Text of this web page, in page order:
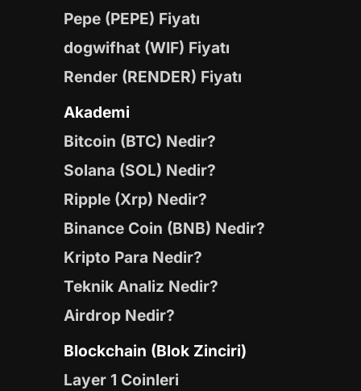
Pepe (PEPE) Fiyatı
dogwifhat (WIF) Fiyatı
Render (RENDER) Fiyatı
Akademi
Bitcoin (BTC) Nedir?
Solana (SOL) Nedir?
Ripple (Xrp) Nedir?
Binance Coin (BNB) Nedir?
Kripto Para Nedir?
Teknik Analiz Nedir?
Airdrop Nedir?
Blockchain (Blok Zinciri)
Layer 1 Coinleri